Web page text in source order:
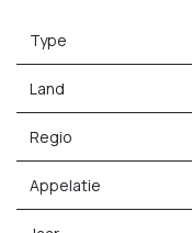
Type
Land
Regio
Appelatie